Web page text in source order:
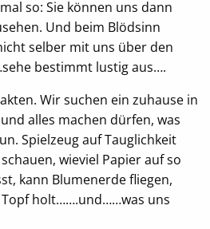
so: Sie können uns dann
Und beim Blödsinn
selber mit uns über den
bestimmt lustig aus….
Wir suchen ein zuhause in
alles machen dürfen, was
Spielzeug auf Tauglichkeit
wieviel Papier auf so
kann Blumenerde fliegen,
Topf holt…….und……was uns
oder
Cookies gesetzt